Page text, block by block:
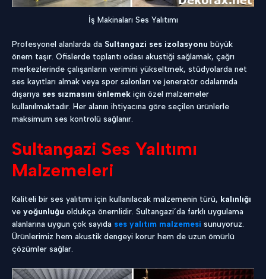
İş Makinaları Ses Yalıtımı
Profesyonel alanlarda da Sultangazi ses izolasyonu büyük
önem taşır. Ofislerde toplantı odası akustiği sağlamak, çağrı
merkezlerinde çalışanların verimini yükseltmek, stüdyolarda net
ses kayıtları almak veya spor salonları ve jeneratör odalarında
dışarıya ses sızmasını önlemek için özel malzemeler
kullanılmaktadır. Her alanın ihtiyacına göre seçilen ürünlerle
maksimum ses kontrolü sağlanır.
Sultangazi Ses Yalıtımı
Malzemeleri
Kaliteli bir ses yalıtımı için kullanılacak malzemenin türü, kalınlığı
ve yoğunluğu oldukça önemlidir. Sultangazi’da farklı uygulama
alanlarına uygun çok sayıda ses yalıtım malzemesi sunuyoruz.
Ürünlerimiz hem akustik dengeyi korur hem de uzun ömürlü
çözümler sağlar.